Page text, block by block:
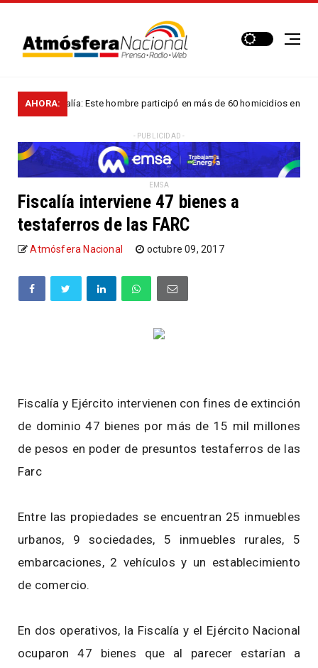
AHORA:
Fiscalía: Este hombre participó en más de 60 homicidios en...
- PUBLICIDAD -
EMSA
Fiscalía interviene 47 bienes a
testaferros de las FARC
Atmósfera Nacional octubre 09, 2017
Fiscalía y Ejército intervienen con fines de extinción
de dominio 47 bienes por más de 15 mil millones
de pesos en poder de presuntos testaferros de las
Farc
Entre las propiedades se encuentran 25 inmuebles
urbanos, 9 sociedades, 5 inmuebles rurales, 5
embarcaciones, 2 vehículos y un establecimiento
de comercio.
En dos operativos, la Fiscalía y el Ejército Nacional
ocuparon 47 bienes que al parecer estarían a